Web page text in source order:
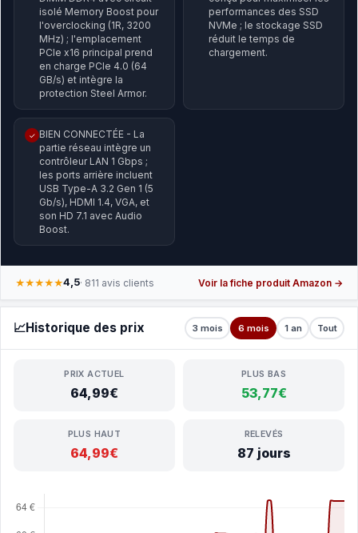
isolé Memory Boost pour
l'overclocking (1R, 3200
MHz) ; l'emplacement
PCIe x16 principal prend
en charge PCIe 4.0 (64
GB/s) et intègre la
protection Steel Armor.
performances des SSD
NVMe ; le stockage SSD
réduit le temps de
chargement.
✓ BIEN CONNECTÉE - La
partie réseau intègre un
contrôleur LAN 1 Gbps ;
les ports arrière incluent
USB Type-A 3.2 Gen 1 (5
Gb/s), HDMI 1.4, VGA, et
son HD 7.1 avec Audio
Boost.
★★★★★4,5· 811 avis clients Voir la fiche produit Amazon →
📈Historique des prix 3 mois 6 mois 1 an Tout
PRIX ACTUEL
64,99€
PLUS BAS
53,77€
PLUS HAUT
64,99€
RELEVÉS
87 jours